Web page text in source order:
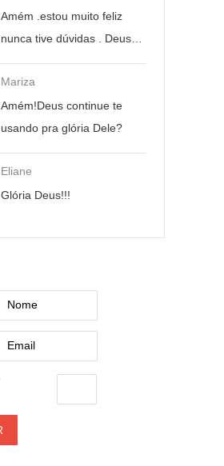
Amém .estou muito feliz
nunca tive dúvidas . Deus…
Mariza
Amém!Deus continue te
usando pra glória Dele?
Eliane
Glória Deus!!!